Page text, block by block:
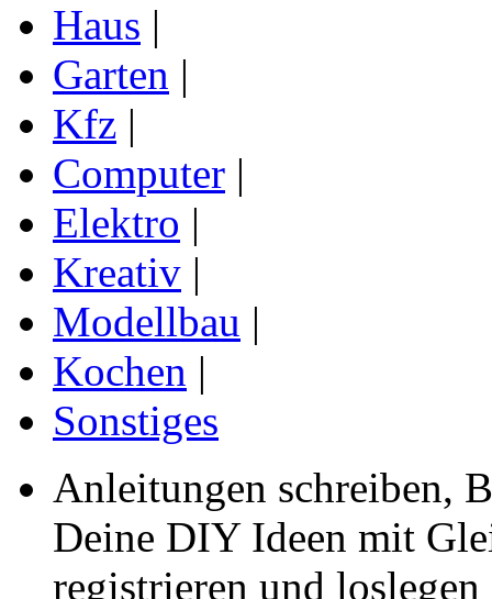
Haus |
Garten |
Kfz |
Computer |
Elektro |
Kreativ |
Modellbau |
Kochen |
Sonstiges
Anleitungen schreiben,
Deine DIY Ideen mit
registrieren und loslegen